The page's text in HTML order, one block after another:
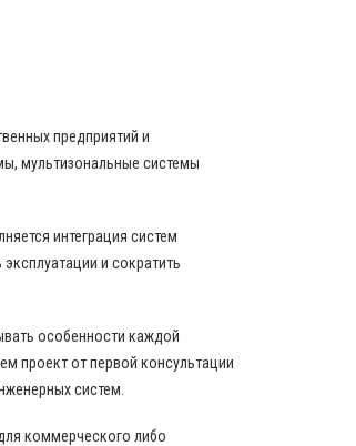
предприятий и
мультизональные системы
интеграция систем
и сократить
особенности каждой
проект от первой консультации
систем.
коммерческого либо